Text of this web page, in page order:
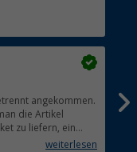
angekommen.
die Artikel
zu liefern, ein
weiterlesen
Ich